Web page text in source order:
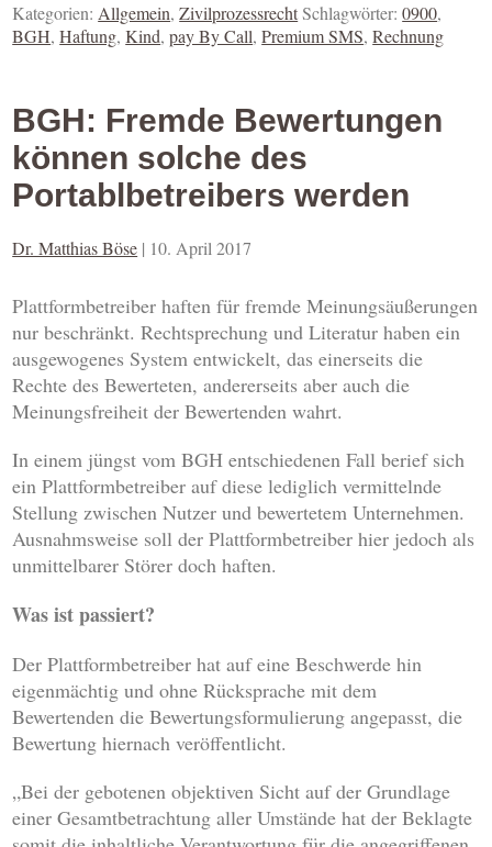
Kategorien:Allgemein,ZivilprozessrechtSchlagwörter:0900,
BGH,Haftung,Kind,pay By Call,Premium SMS,Rechnung
BGH: Fremde Bewertungen
können solche des
Portablbetreibers werden
Dr. Matthias Böse | 10. April 2017
Plattformbetreiber haften für fremde Meinungsäußerungen
nur beschränkt. Rechtsprechung und Literatur haben ein
ausgewogenes System entwickelt, das einerseits die
Rechte des Bewerteten, andererseits aber auch die
Meinungsfreiheit der Bewertenden wahrt.
In einem jüngst vom BGH entschiedenen Fall berief sich
ein Plattformbetreiber auf diese lediglich vermittelnde
Stellung zwischen Nutzer und bewertetem Unternehmen.
Ausnahmsweise soll der Plattformbetreiber hier jedoch als
unmittelbarer Störer doch haften.
Was ist passiert?
Der Plattformbetreiber hat auf eine Beschwerde hin
eigenmächtig und ohne Rücksprache mit dem
Bewertenden die Bewertungsformulierung angepasst, die
Bewertung hiernach veröffentlicht.
„Bei der gebotenen objektiven Sicht auf der Grundlage
einer Gesamtbetrachtung aller Umstände hat der Beklagte